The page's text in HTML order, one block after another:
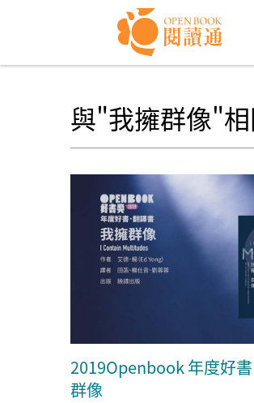
與"我擁群像"
2019Openbook 年度好
群像